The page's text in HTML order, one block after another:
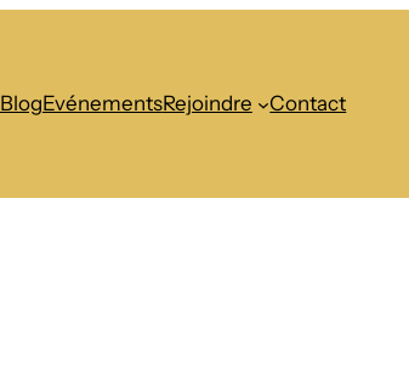
BlogEvénementsRejoindre Contact